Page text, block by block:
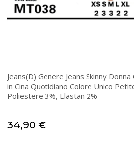
Jeans(D) Genere Jeans Skinny
in Cina Quotidiano Colore Unico
Poliestere 3%, Elastan 2%
34,90 €